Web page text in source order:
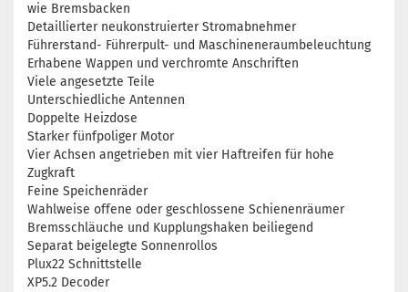
wie Bremsbacken
Detaillierter neukonstruierter Stromabnehmer
Führerstand- Führerpult- und Maschineneraumbeleuchtung
Erhabene Wappen und verchromte Anschriften
Viele angesetzte Teile
Unterschiedliche Antennen
Doppelte Heizdose
Starker fünfpoliger Motor
Vier Achsen angetrieben mit vier Haftreifen für hohe
Zugkraft
Feine Speichenräder
Wahlweise offene oder geschlossene Schienenräumer
Bremsschläuche und Kupplungshaken beiliegend
Separat beigelegte Sonnenrollos
Plux22 Schnittstelle
XP5.2 Decoder